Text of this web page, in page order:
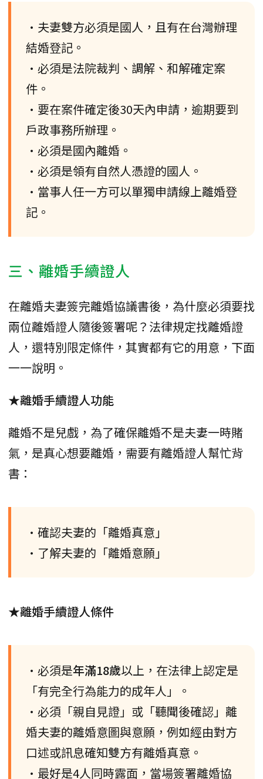
•夫妻雙方必須是國人，且有在台灣辦理
結婚登記。
•必須是法院裁判、調解、和解確定案
件。
•要在案件確定後30天內申請，逾期要到
戶政事務所辦理。
•必須是國內離婚。
•必須是領有自然人憑證的國人。
•當事人任一方可以單獨申請線上離婚登
記。
三、離婚手續證人
在離婚夫妻簽完離婚協議書後，為什麼必須要找
兩位離婚證人隨後簽署呢？法律規定找離婚證
人，還特別限定條件，其實都有它的用意，下面
一一說明。
★離婚手續證人功能
離婚不是兒戲，為了確保離婚不是夫妻一時賭
氣，是真心想要離婚，需要有離婚證人幫忙背
書：
•確認夫妻的「離婚真意」
•了解夫妻的「離婚意願」
★離婚手續證人條件
•必須是年滿18歲以上，在法律上認定是
「有完全行為能力的成年人」。
•必須「親自見證」或「聽聞後確認」離
婚夫妻的離婚意圖與意願，例如經由對方
口述或訊息確知雙方有離婚真意。
•最好是4人同時露面，當場簽署離婚協